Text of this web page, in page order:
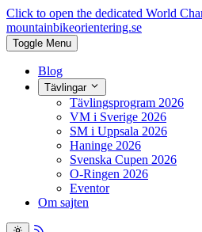
Click to open the dedicated World
mountainbikeorientering.se
Toggle Menu
Blog
Tävlingar
Tävlingsprogram 2026
VM i Sverige 2026
SM i Uppsala 2026
Haninge 2026
Svenska Cupen 2026
O-Ringen 2026
Eventor
Om sajten